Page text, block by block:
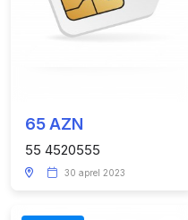
65 AZN
55 4520555
30 aprel 2023